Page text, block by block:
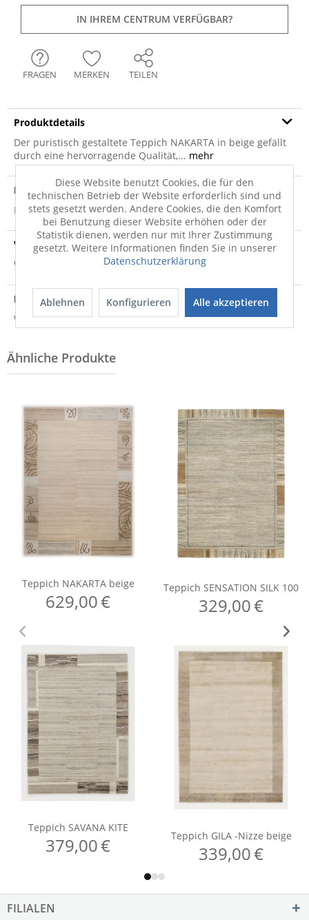
IN IHREM CENTRUM VERFÜGBAR?
FRAGEN MERKEN TEILEN
Produktdetails
Der puristisch gestaltete Teppich NAKARTA in beige gefällt
durch eine hervorragende Qualität,... mehr
Produktsicherheit
Produktsicherheit
Versandinfo
Weitere Informationen zum Versand...
Hersteller
Weitere Informationen zum Hersteller...
FILIALEN
Diese Website benutzt Cookies, die für den
technischen Betrieb der Website erforderlich sind und
stets gesetzt werden. Andere Cookies, die den Komfort
bei Benutzung dieser Website erhöhen oder der
Statistik dienen, werden nur mit Ihrer Zustimmung
gesetzt. Weitere Informationen finden Sie in unserer
Datenschutzerklärung
Ablehnen Konfigurieren Alle akzeptieren